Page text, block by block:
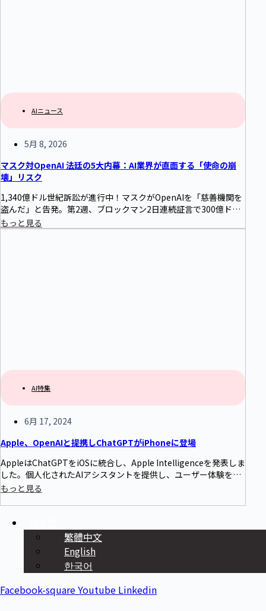
AIニュース
5月 8, 2026
マスク対OpenAI 法廷の5大内幕：AI業界が直面する「使命の崩
壊」リスク
1,340億ドル世紀訴訟が進行中！マスクがOpenAIを「慈善機関を
盗んだ」と告発。第2週、ブロックマン2日連続証言で300億ドル
株式保有、マスクの火星都市動機、Tesla秘密自動運転研究など
の新内幕が爆発。法廷5大爆点 + 第2週進展 + 企業AI調達戦略への
もっと見る
AI特集
6月 17, 2024
Apple、OpenAIと提携しChatGPTがiPhoneに登場
AppleはChatGPTをiOSに統合し、Apple Intelligenceを発表しま
した。個人化されたAIアシスタントを提供し、ユーザー体験を向
上させます。この取り組みはAI産業の発展を促進し、ユーザーと
もっと見る
繁體中文
English
한국어
Facebook-squareYoutube Linkedin